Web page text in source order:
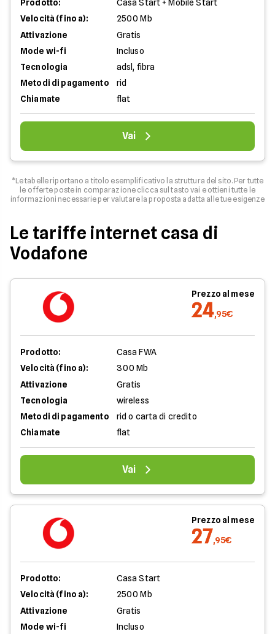
Prodotto:
Casa Start + Mobile Start
Velocità (fino a):
2500 Mb
Attivazione
Gratis
Mode wi-fi
Incluso
Tecnologia
adsl, fibra
Metodi di pagamento
rid
Chiamate
flat
Vai
*Le tabelle riportano a titolo esemplificativo la struttura del sito. Per tutte
le offerte poste in comparazione clicca sul tasto vai e ottieni tutte le
informazioni necessarie per valutare la proposta adatta alle tue esigenze
Le tariffe internet casa di
Vodafone
Prezzo al mese
24,95€
Prodotto:
Casa FWA
Velocità (fino a):
300 Mb
Attivazione
Gratis
Tecnologia
wireless
Metodi di pagamento
rid o carta di credito
Chiamate
flat
Vai
Prezzo al mese
27,95€
Prodotto:
Casa Start
Velocità (fino a):
2500 Mb
Attivazione
Gratis
Mode wi-fi
Incluso